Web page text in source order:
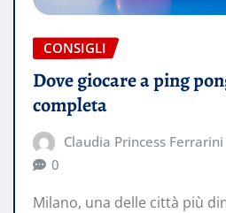
CONSIGLI
Dove giocare a ping
completa
Claudia Princess Ferrarini
0
Milano, una delle città più